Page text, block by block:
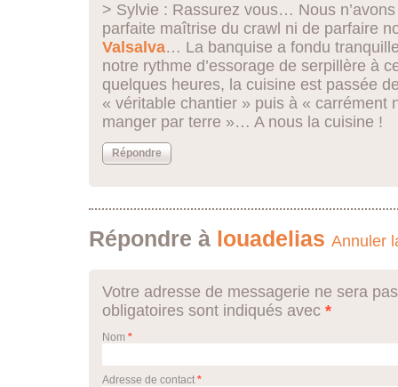
> Sylvie : Rassurez vous… Nous
parfaite maîtrise du crawl ni de parfaire
Valsalva… La banquise a fondu
notre rythme d’essorage de serpillère à
quelques heures, la cuisine est passée
« véritable chantier » puis à « carrément
manger par terre »… A nous la cuisine !
Répondre
Répondre à louadelias Annuler
Votre adresse de messagerie ne sera
obligatoires sont indiqués avec *
Nom *
Adresse de contact *